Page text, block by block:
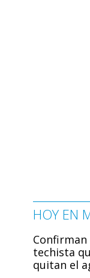
HOY EN
techista
quitan el